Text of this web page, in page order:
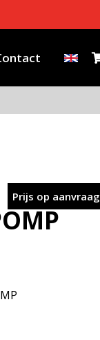
Prijs op aanvraag